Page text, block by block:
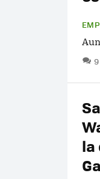
9
la